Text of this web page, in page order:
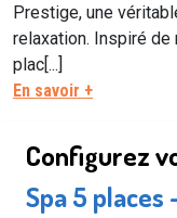
Prestige, une
relaxation. Inspiré
plac[...]
En savoir +
Configurez
Spa 5 places